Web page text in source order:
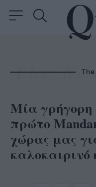
The
Μία γρήγορη
πρώτο
χώρας μας